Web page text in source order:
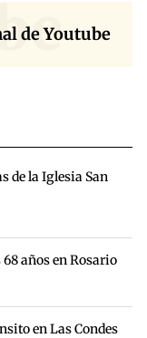
de Youtube
de la Iglesia San
años en Rosario
en Las Condes